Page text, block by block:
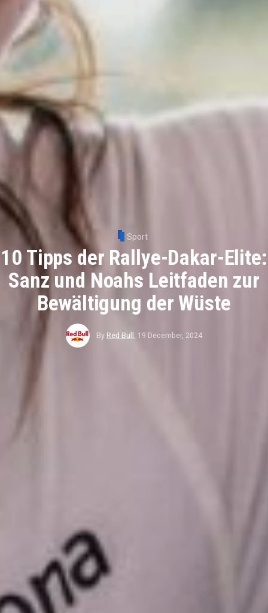
Sport
10 Tipps der Rallye-Dakar-Elite:
Sanz und Noahs Leitfaden zur
Bewältigung der Wüste
By Red Bull , 19 December, 2024